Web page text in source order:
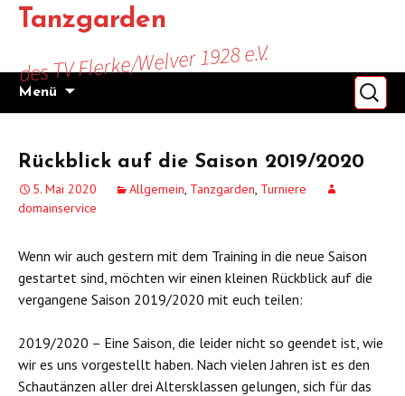
Zum
InhaltTanzgarden
des TV Flerke/Welver 1928 e.V.
Menü
Suchen
nach:
Rückblick auf die Saison 2019/2020
5. Mai 2020 Allgemein, Tanzgarden, Turniere
domainservice
Wenn wir auch gestern mit dem Training in die neue Saison
gestartet sind, möchten wir einen kleinen Rückblick auf die
vergangene Saison 2019/2020 mit euch teilen:
2019/2020 – Eine Saison, die leider nicht so geendet ist, wie
wir es uns vorgestellt haben. Nach vielen Jahren ist es den
Schautänzen aller drei Altersklassen gelungen, sich für das